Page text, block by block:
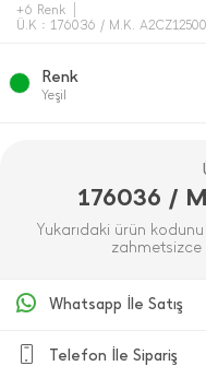
+6 Renk
Ü.K : 176036 / M.K.
Renk
Yeşi̇l
176036 /
Yukarıdaki ürün
Whatsapp İle Satış
Telefon İle Sipariş